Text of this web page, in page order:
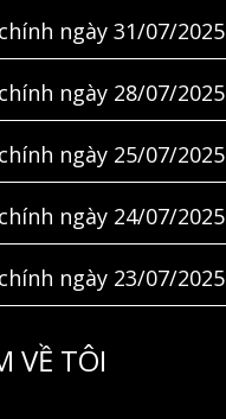
ngày 31/07/2025
ngày 28/07/2025
ngày 25/07/2025
ngày 24/07/2025
ngày 23/07/2025
VỀ TÔI